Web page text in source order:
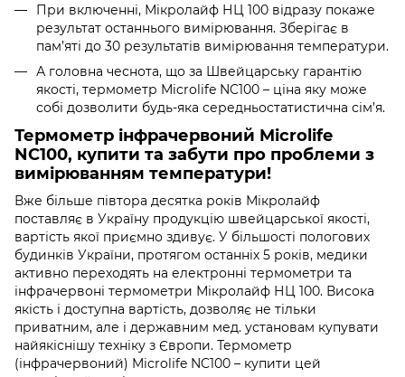
При включенні, Мікролайф НЦ 100 відразу покаже
результат останнього вимірювання. Зберігає в
пам’яті до 30 результатів вимірювання температури.
А головна чеснота, що за Швейцарську гарантію
якості, термометр Microlife NC100 – ціна яку може
собі дозволити будь-яка середньостатистична сім’я.
Термометр інфрачервоний Microlife
NC100, купити та забути про проблеми з
вимірюванням температури!
Вже більше півтора десятка років Мікролайф
поставляє в Україну продукцію швейцарської якості,
вартість якої приємно здивує. У більшості пологових
будинків України, протягом останніх 5 років, медики
активно переходять на електронні термометри та
інфрачервоні термометри Мікролайф НЦ 100. Висока
якість і доступна вартість, дозволяє не тільки
приватним, але і державним мед. установам купувати
найякіснішу техніку з Європи. Термометр
(інфрачервоний) Microlife NC100 – купити цей